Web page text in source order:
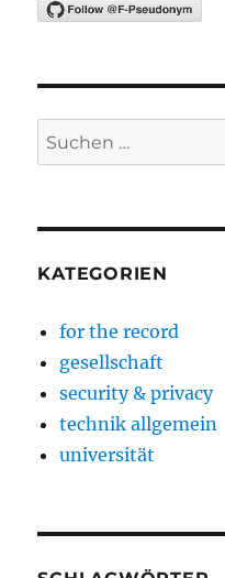
Suchen
nach:
KATEGORIEN
for the record
gesellschaft
security & privacy
technik allgemein
universität